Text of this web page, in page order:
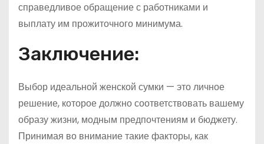
справедливое обращение с работниками и
выплату им прожиточного минимума.
Заключение:
Выбор идеальной женской сумки — это личное
решение, которое должно соответствовать вашему
образу жизни, модным предпочтениям и бюджету.
Принимая во внимание такие факторы, как